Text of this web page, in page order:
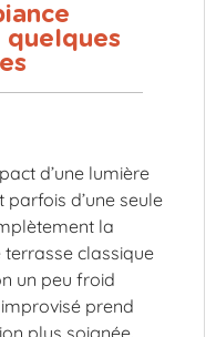
quelques
d’une lumière
d’une seule
la
terrasse classique
un peu froid
prend
plus soignée.